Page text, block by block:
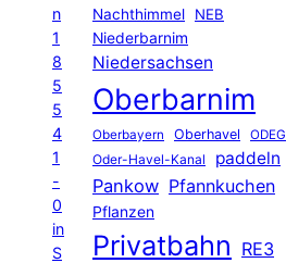
n
1
8
5
5
4
1
-
0
in
S
Nachthimmel
NEB
Niederbarnim
Niedersachsen
Oberbarnim
Oberbayern Oberhavel ODEG
Oder-Havel-Kanal paddeln
Pankow Pfannkuchen
Pflanzen
Privatbahn RE3